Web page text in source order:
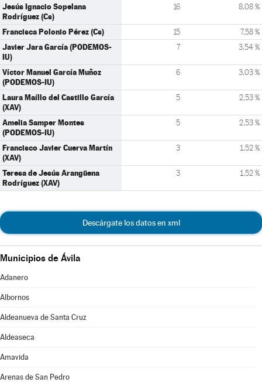
Jesús Ignacio Sopelana
Rodríguez (Cs)
16 8,08 %
Francisca Polonio Pérez (Cs) 15 7,58 %
Javier Jara García (PODEMOS-
IU)
7 3,54 %
Víctor Manuel García Muñoz
(PODEMOS-IU)
6 3,03 %
Laura Maíllo del Castillo García
(XAV)
5 2,53 %
Amelia Samper Montes
(PODEMOS-IU)
5 2,53 %
Francisco Javier Cuerva Martín
(XAV)
3 1,52 %
Teresa de Jesús Arangüena
Rodríguez (XAV)
3 1,52 %
Descárgate los datos en xml
Municipios de Ávila
Adanero
Albornos
Aldeanueva de Santa Cruz
Aldeaseca
Amavida
Arenas de San Pedro